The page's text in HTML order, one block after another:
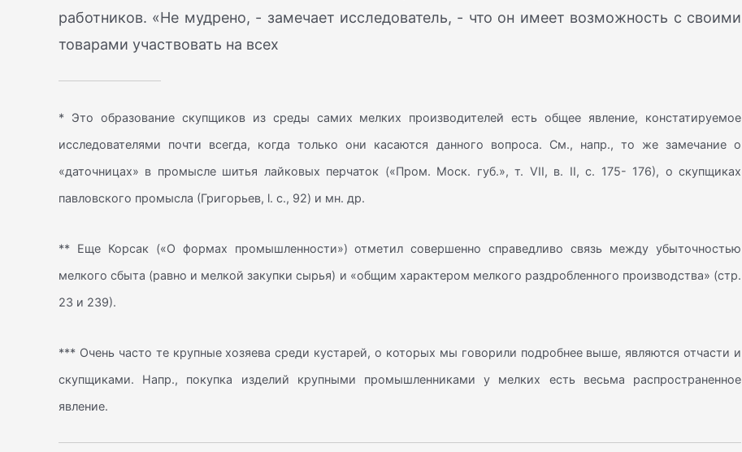
работников. «Не мудрено, - замечает исследователь, - что он имеет возможность с своими
товарами участвовать на всех
* Это образование скупщиков из среды самих мелких производителей есть общее явление, констатируемое
исследователями почти всегда, когда только они касаются данного вопроса. См., напр., то же замечание о
«даточницах» в промысле шитья лайковых перчаток («Пром. Моск. губ.», т. VII, в. II, с. 175- 176), о скупщиках
павловского промысла (Григорьев, l. c., 92) и мн. др.
** Еще Корсак («О формах промышленности») отметил совершенно справедливо связь между убыточностью
мелкого сбыта (равно и мелкой закупки сырья) и «общим характером мелкого раздробленного производства» (стр.
23 и 239).
*** Очень часто те крупные хозяева среди кустарей, о которых мы говорили подробнее выше, являются отчасти и
скупщиками. Напр., покупка изделий крупными промышленниками у мелких есть весьма распространенное
явление.